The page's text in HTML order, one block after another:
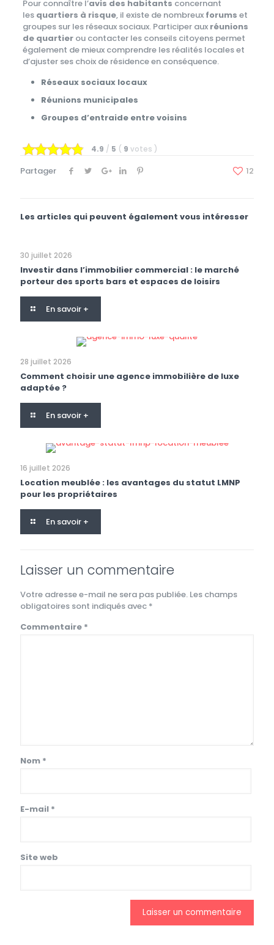
Pour connaître l’avis des habitants concernant
les quartiers à risque, il existe de nombreux forums et
groupes sur les réseaux sociaux. Participer aux réunions
de quartierou contacter les conseils citoyens permet
également de mieux comprendre les réalités locales et
d’ajuster ses choix de résidence en conséquence.
Réseaux sociaux locaux
Réunions municipales
Groupes d’entraide entre voisins
4.9 / 5 ( 9 votes )
Partager 12
Les articles qui peuvent également vous intéresser
30 juillet 2026
Investir dans l’immobilier commercial : le marché
porteur des sports bars et espaces de loisirs
En savoir +
28 juillet 2026
Comment choisir une agence immobilière de luxe
adaptée ?
En savoir +
16 juillet 2026
Location meublée : les avantages du statut LMNP
pour les propriétaires
En savoir +
Laisser un commentaire
Votre adresse e-mail ne sera pas publiée. Les champs
obligatoires sont indiqués avec *
Commentaire *
Nom *
E-mail *
Site web